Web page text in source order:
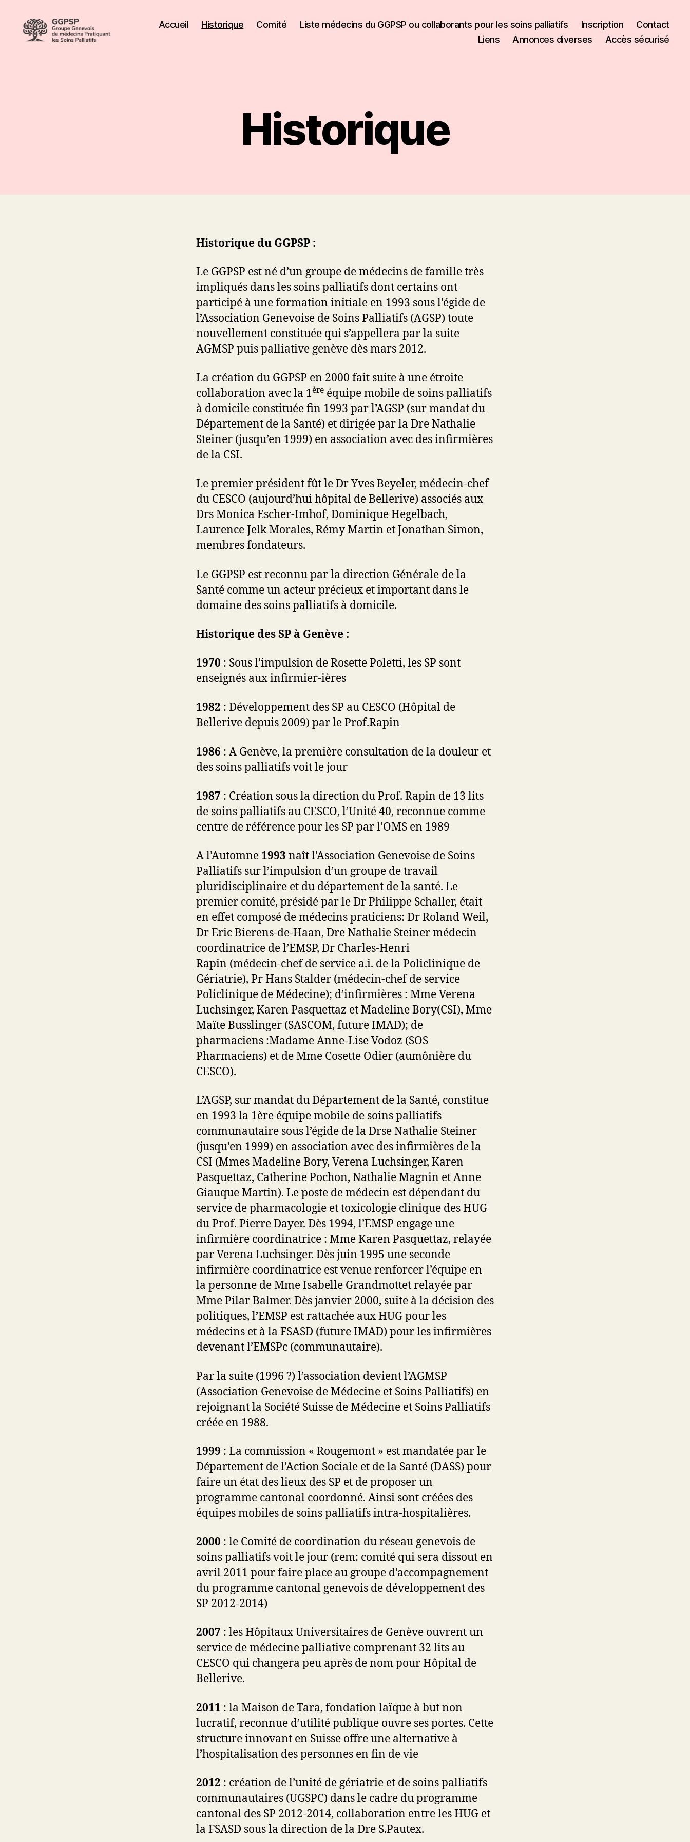
Accueil Historique Comité Liste médecins du GGPSP ou collaborants pour les soins palliatifs Inscription
Contact
Liens
Annonces diverses Accès sécurisé
Historique
Historique du GGPSP :
Le GGPSP est né d’un groupe de médecins de famille très
impliqués dans les soins palliatifs dont certains ont
participé à une formation initiale en 1993 sous l’égide de
l’Association Genevoise de Soins Palliatifs (AGSP) toute
nouvellement constituée qui s’appellera par la suite
AGMSP puis palliative genève dès mars 2012.
La création du GGPSP en 2000 fait suite à une étroite
collaboration avec la 1ère équipe mobile de soins palliatifs
à domicile constituée fin 1993 par l’AGSP (sur mandat du
Département de la Santé) et dirigée par la Dre Nathalie
Steiner (jusqu’en 1999) en association avec des infirmières
de la CSI.
Le premier président fût le Dr Yves Beyeler, médecin-chef
du CESCO (aujourd’hui hôpital de Bellerive) associés aux
Drs Monica Escher-Imhof, Dominique Hegelbach,
Laurence Jelk Morales, Rémy Martin et Jonathan Simon,
membres fondateurs.
Le GGPSP est reconnu par la direction Générale de la
Santé comme un acteur précieux et important dans le
domaine des soins palliatifs à domicile.
Historique des SP à Genève :
1970 : Sous l’impulsion de Rosette Poletti, les SP sont
enseignés aux infirmier-ières
1982 : Développement des SP au CESCO (Hôpital de
Bellerive depuis 2009) par le Prof.Rapin
1986 : A Genève, la première consultation de la douleur et
des soins palliatifs voit le jour
1987 : Création sous la direction du Prof. Rapin de 13 lits
de soins palliatifs au CESCO, l’Unité 40, reconnue comme
centre de référence pour les SP par l’OMS en 1989
A l’Automne 1993 naît l’Association Genevoise de Soins
Palliatifs sur l’impulsion d’un groupe de travail
pluridisciplinaire et du département de la santé. Le
premier comité, présidé par le Dr Philippe Schaller, était
en effet composé de médecins praticiens: Dr Roland Weil,
Dr Eric Bierens-de-Haan, Dre Nathalie Steiner médecin
coordinatrice de l’EMSP, Dr Charles-Henri
Rapin (médecin-chef de service a.i. de la Policlinique de
Gériatrie), Pr Hans Stalder (médecin-chef de service
Policlinique de Médecine); d’infirmières : Mme Verena
Luchsinger, Karen Pasquettaz et Madeline Bory(CSI), Mme
Maïte Busslinger (SASCOM, future IMAD); de
pharmaciens :Madame Anne-Lise Vodoz (SOS
Pharmaciens) et de Mme Cosette Odier (aumônière du
CESCO).
L’AGSP, sur mandat du Département de la Santé, constitue
en 1993 la 1ère équipe mobile de soins palliatifs
communautaire sous l’égide de la Drse Nathalie Steiner
(jusqu’en 1999) en association avec des infirmières de la
CSI (Mmes Madeline Bory, Verena Luchsinger, Karen
Pasquettaz, Catherine Pochon, Nathalie Magnin et Anne
Giauque Martin). Le poste de médecin est dépendant du
service de pharmacologie et toxicologie clinique des HUG
du Prof. Pierre Dayer. Dès 1994, l’EMSP engage une
infirmière coordinatrice : Mme Karen Pasquettaz, relayée
par Verena Luchsinger. Dès juin 1995 une seconde
infirmière coordinatrice est venue renforcer l’équipe en
la personne de Mme Isabelle Grandmottet relayée par
Mme Pilar Balmer. Dès janvier 2000, suite à la décision des
politiques, l’EMSP est rattachée aux HUG pour les
médecins et à la FSASD (future IMAD) pour les infirmières
devenant l’EMSPc (communautaire).
Par la suite (1996 ?) l’association devient l’AGMSP
(Association Genevoise de Médecine et Soins Palliatifs) en
rejoignant la Société Suisse de Médecine et Soins Palliatifs
créée en 1988.
1999 : La commission « Rougemont » est mandatée par le
Département de l’Action Sociale et de la Santé (DASS) pour
faire un état des lieux des SP et de proposer un
programme cantonal coordonné. Ainsi sont créées des
équipes mobiles de soins palliatifs intra-hospitalières.
2000 : le Comité de coordination du réseau genevois de
soins palliatifs voit le jour (rem: comité qui sera dissout en
avril 2011 pour faire place au groupe d’accompagnement
du programme cantonal genevois de développement des
SP 2012-2014)
2007 : les Hôpitaux Universitaires de Genève ouvrent un
service de médecine palliative comprenant 32 lits au
CESCO qui changera peu après de nom pour Hôpital de
Bellerive.
2011 : la Maison de Tara, fondation laïque à but non
lucratif, reconnue d’utilité publique ouvre ses portes. Cette
structure innovant en Suisse offre une alternative à
l’hospitalisation des personnes en fin de vie
2012 : création de l’unité de gériatrie et de soins palliatifs
communautaires (UGSPC) dans le cadre du programme
cantonal des SP 2012-2014, collaboration entre les HUG et
la FSASD sous la direction de la Dre S.Pautex.